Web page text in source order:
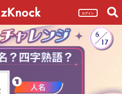
ログイン